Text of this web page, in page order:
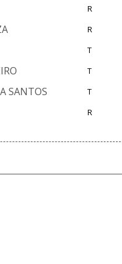
R
R
T
T
SANTOS
T
R